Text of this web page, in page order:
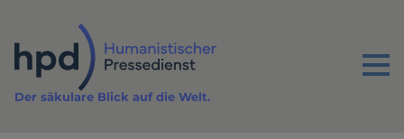
Inhalt
Menu
Der säkulare Blick auf die Welt.